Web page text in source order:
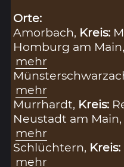
Orte:
Amorbach, Kreis:
Homburg am Main,
mehr
mehr
Murrhardt, Kreis:
Neustadt am Main,
mehr
Schlüchtern, Kreis:
mehr